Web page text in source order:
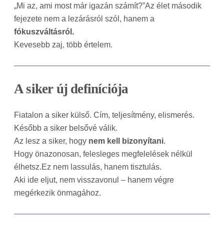
„Mi az, ami most már igazán számít?”Az élet második
fejezete nem a lezárásról szól, hanem a
fókuszváltásról.
Kevesebb zaj, több értelem.
A siker új definíciója
Fiatalon a siker külső. Cím, teljesítmény, elismerés.
Később a siker belsővé válik.
Az lesz a siker, hogy nem kell bizonyítani.
Hogy önazonosan, felesleges megfelelések nélkül
élhetsz.Ez nem lassulás, hanem tisztulás.
Aki ide eljut, nem visszavonul – hanem végre
megérkezik önmagához.